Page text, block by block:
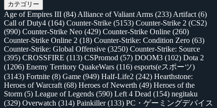
カテゴリー
Age of Empires III (84) Alliance of Valiant Arms (233) Artifact (6)
Call of Duty4 (164) Counter-Strike (5153) Counter-Strike 2 (CS2)
(990) Counter-Strike Neo (429) Counter-Strike Online (260)
Counter-Strike Online 2 (18) Counter-Strike: Condition Zero (63)
Counter-Strike: Global Offensive (3250) Counter-Strike: Source
(395) CROSSFIRE (113) CSPromod (57) DOOM3 (102) Dota 2
(1206) Enemy Territory QuakeWars (116) esports(eスポーツ)
(3143) Fortnite (8) Game (949) Half-Life2 (242) Hearthstone:
Heroes of Warcraft (68) Heroes of Newerth (49) Heroes of the
Storm (5) League of Legends (590) Left 4 Dead (154) negitaku
(329) Overwatch (314) Painkiller(133) PC・ゲーミングデバイス